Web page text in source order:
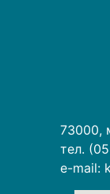
73000,
тел.
e-mail: